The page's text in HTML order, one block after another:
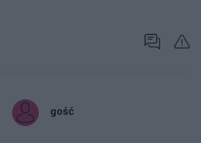
gość